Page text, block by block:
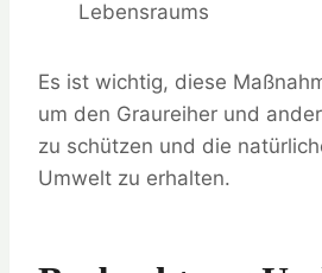
Lebensraums
Es ist wichtig, diese
um den Graureiher und
zu schützen und die
Umwelt zu erhalten.